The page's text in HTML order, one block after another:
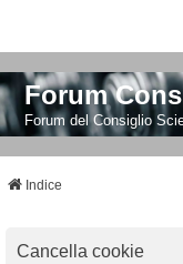
Forum
Forum del Consiglio
Indice
Cancella cookie